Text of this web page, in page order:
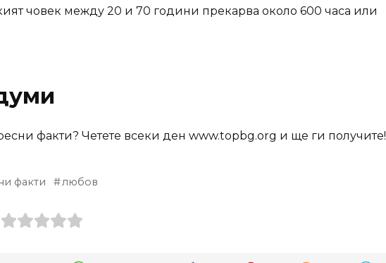
човек между 20 и 70 години прекарва около 600 часа или
факти? Четете всеки ден www.topbg.org и ще ги получите!
факти любов